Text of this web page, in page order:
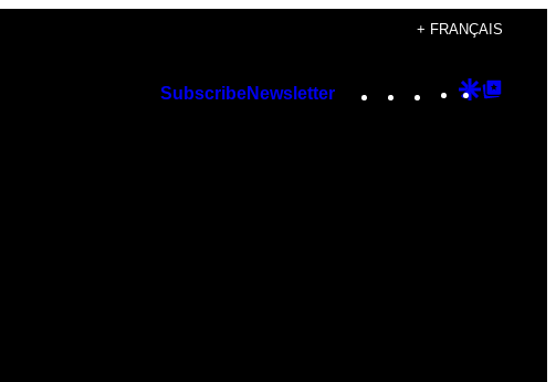
+ FRANÇAIS
SubscribeNewsletter Instagram
TikTok
YouTube
Google